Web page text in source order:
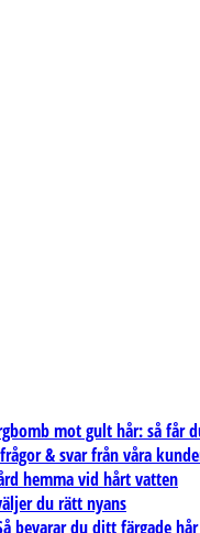
mot gult hår: så får
& svar från våra
hemma vid hårt vatten
du rätt nyans
bevarar du ditt färgade